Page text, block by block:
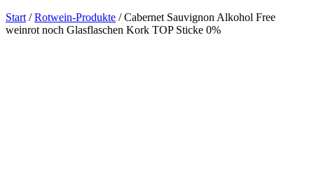
Start /Rotwein-Produkte /Cabernet Sauvignon Alkohol Free
weinrot noch Glasflaschen Kork TOP Sticke 0%